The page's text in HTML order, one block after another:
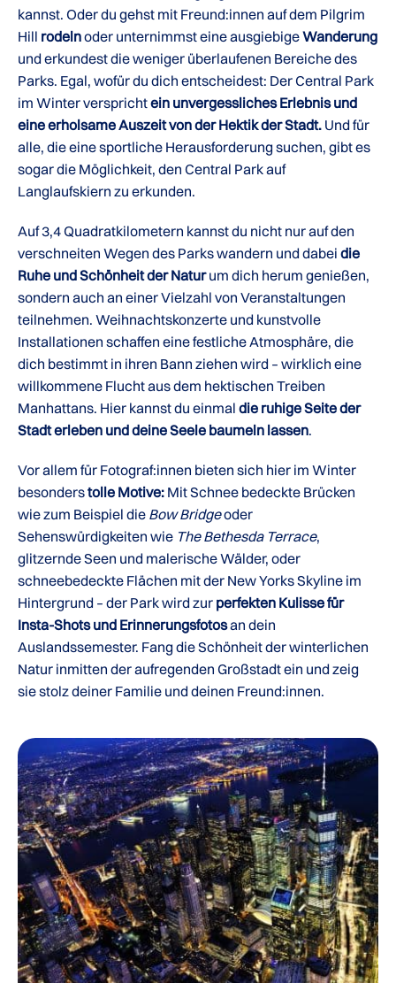
kannst. Oder du gehst mit Freund:innen auf dem Pilgrim
Hill rodelnoder unternimmst eine ausgiebigeWanderung
und erkundest die weniger überlaufenen Bereiche des
Parks. Egal, wofür du dich entscheidest: Der Central Park
im Winter versprichtein unvergessliches Erlebnis und
eine erholsame Auszeit von der Hektik der Stadt. Und für
alle, die eine sportliche Herausforderung suchen, gibt es
sogar die Möglichkeit, den Central Park auf
Langlaufskiern zu erkunden.
Auf 3,4 Quadratkilometern kannst du nicht nur auf den
verschneiten Wegen des Parks wandern und dabei die
Ruhe und Schönheit der Naturum dich herum genießen,
sondern auch an einer Vielzahl von Veranstaltungen
teilnehmen. Weihnachtskonzerte und kunstvolle
Installationen schaffen eine festliche Atmosphäre, die
dich bestimmt in ihren Bann ziehen wird – wirklich eine
willkommene Flucht aus dem hektischen Treiben
Manhattans. Hier kannst du einmal die ruhige Seite der
Stadt erleben und deine Seele baumeln lassen.
Vor allem für Fotograf:innen bieten sich hier im Winter
besonderstolle Motive: Mit Schnee bedeckte Brücken
wie zum Beispiel die Bow Bridgeoder
Sehenswürdigkeiten wie The Bethesda Terrace,
glitzernde Seen und malerische Wälder, oder
schneebedeckte Flächen mit der New Yorks Skyline im
Hintergrund – der Park wird zur perfekten Kulisse für
Insta-Shots und Erinnerungsfotosan dein
Auslandssemester. Fang die Schönheit der winterlichen
Natur inmitten der aufregenden Großstadt ein und zeig
sie stolz deiner Familie und deinen Freund:innen.